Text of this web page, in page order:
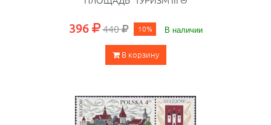
396 440 10% В наличии
В корзину